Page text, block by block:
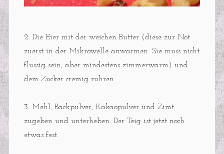
2. Die Eier mit der weichen Butter (diese zur Not
zuerst in der Mikrowelle anwärmen. Sie muss nicht
flüssig sein, aber mindestens zimmerwarm) und
dem Zucker cremig rühren.
3. Mehl, Backpulver, Kakaopulver und Zimt
zugeben und unterheben. Der Teig ist jetzt noch
etwas fest.